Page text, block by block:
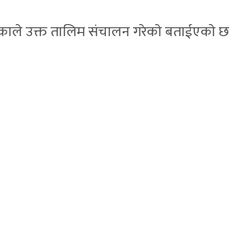
उक्त तालिम संचालन गरेकाे बताईएकाे छ